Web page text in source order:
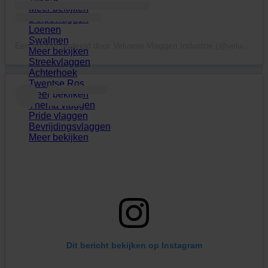
Meer bekijken
Loenen
Swalmen
Meer bekijken
Streekvlaggen
Achterhoek
Twentse Ros
Meer bekijken
Thema vlaggen
Pride vlaggen
Bevrijdingsvlaggen
Meer bekijken
Dit bericht bekijken op Instagram